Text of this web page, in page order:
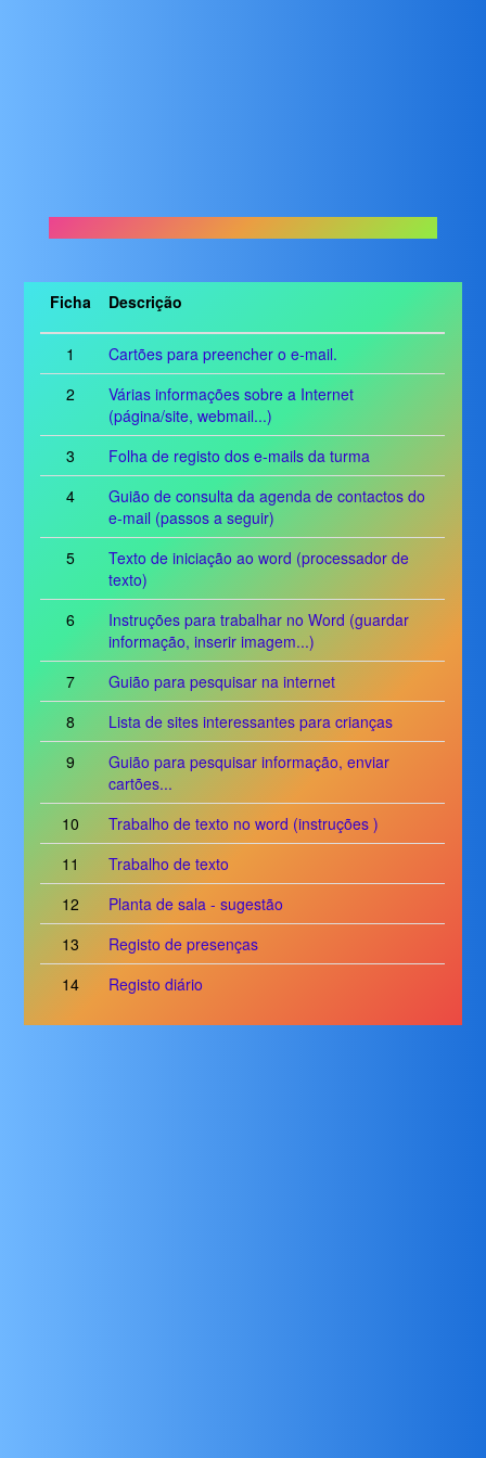
Ficha Descrição
1
Cartões para preencher o e-mail.
2
Várias informações sobre a Internet
(página/site, webmail...)
3
Folha de registo dos e-mails da turma
4
Guião de consulta da agenda de contactos do
e-mail (passos a seguir)
5
Texto de iniciação ao word (processador de
texto)
6
Instruções para trabalhar no Word (guardar
informação, inserir imagem...)
7
Guião para pesquisar na internet
8
Lista de sites interessantes para crianças
9
Guião para pesquisar informação, enviar
cartões...
10
Trabalho de texto no word (instruções )
11
Trabalho de texto
12
Planta de sala - sugestão
13
Registo de presenças
14
Registo diário